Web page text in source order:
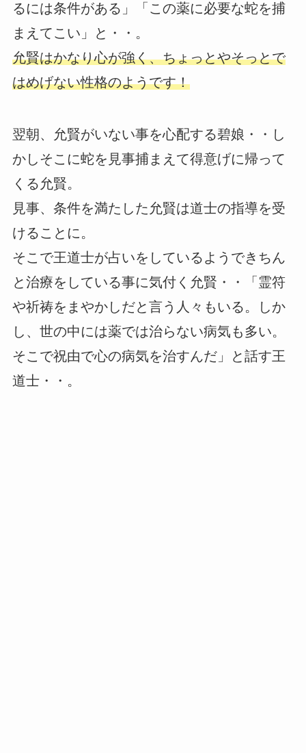
るには条件がある」「この薬に必要な蛇を捕
まえてこい」と・・。
允賢はかなり心が強く、ちょっとやそっとで
はめげない性格のようです！
翌朝、允賢がいない事を心配する碧娘・・し
かしそこに蛇を見事捕まえて得意げに帰って
くる允賢。
見事、条件を満たした允賢は道士の指導を受
けることに。
そこで王道士が占いをしているようできちん
と治療をしている事に気付く允賢・・「霊符
や祈祷をまやかしだと言う人々もいる。しか
し、世の中には薬では治らない病気も多い。
そこで祝由で心の病気を治すんだ」と話す王
道士・・。